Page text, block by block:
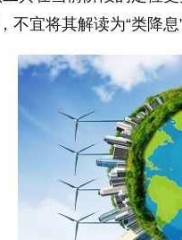
不宜将其解读为“类降